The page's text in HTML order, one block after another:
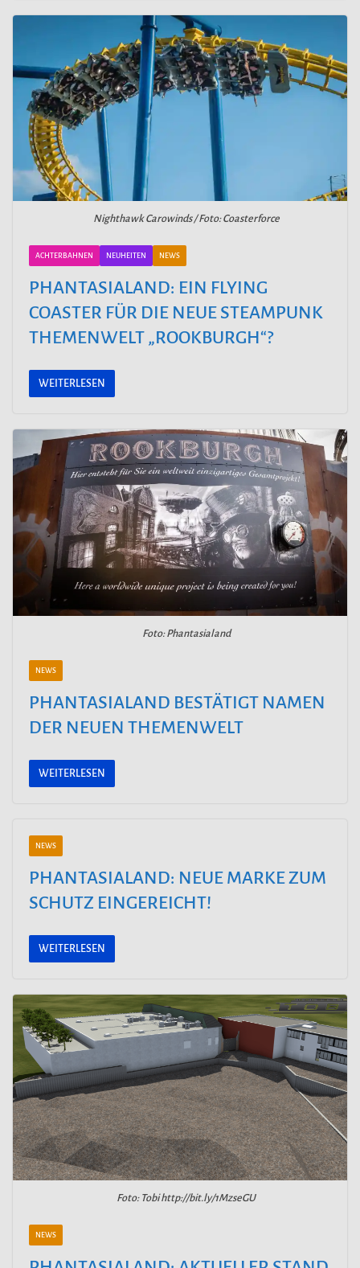
Nighthawk Carowinds / Foto: Coasterforce
ACHTERBAHNEN NEUHEITEN NEWS
PHANTASIALAND: EIN FLYING
COASTER FÜR DIE NEUE STEAMPUNK
THEMENWELT „ROOKBURGH“?
WEITERLESEN
Foto: Phantasialand
NEWS
PHANTASIALAND BESTÄTIGT NAMEN
DER NEUEN THEMENWELT
WEITERLESEN
NEWS
PHANTASIALAND: NEUE MARKE ZUM
SCHUTZ EINGEREICHT!
WEITERLESEN
Foto: Tobi http://bit.ly/1MzseGU
NEWS